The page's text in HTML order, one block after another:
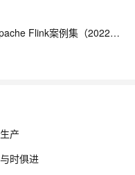
【藏经阁一起读（27）】本周推荐《Apache Flink案例集（2022版）》，你有哪些心得？
产
时俱进